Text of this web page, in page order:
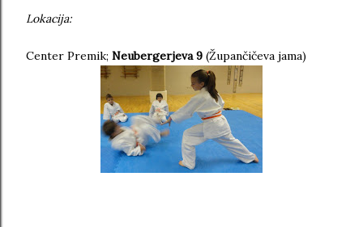
Lokacija:
Center Premik; Neubergerjeva 9 (Župančičeva jama)